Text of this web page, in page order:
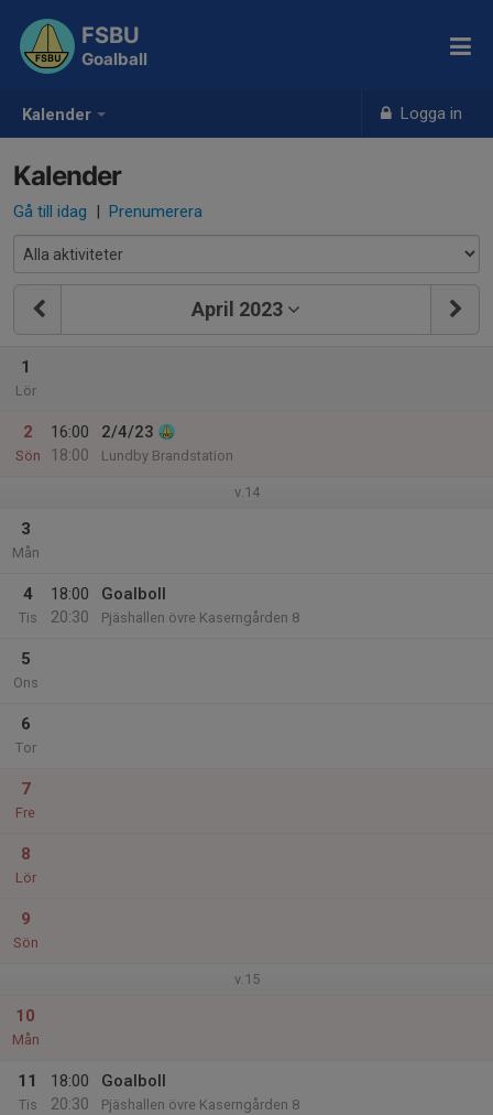
Kalender Logga in
FSBU
Goalball
Kalender
Gå till idag | Prenumerera
April 2023
1
Lör
2
Sön
16:00
18:00
2/4/23
Lundby Brandstation
v.14
3
Mån
4
Tis
18:00
20:30
Goalboll
Pjäshallen övre Kaserngården 8
5
Ons
6
Tor
7
Fre
8
Lör
9
Sön
v.15
10
Mån
11
Tis
18:00
20:30
Goalboll
Pjäshallen övre Kaserngården 8